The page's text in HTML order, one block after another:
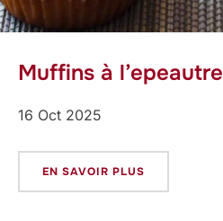
Muffins à l’epeautre
16 Oct 2025
EN SAVOIR PLUS